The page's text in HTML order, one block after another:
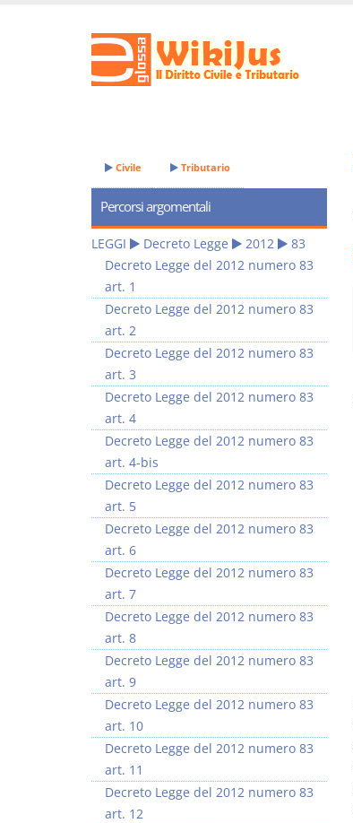
Civile Tributario
Percorsi argomentali
LEGGI Decreto Legge 2012
83
Decreto Legge del 2012 numero 83
art. 1
Decreto Legge del 2012 numero 83
art. 2
Decreto Legge del 2012 numero 83
art. 3
Decreto Legge del 2012 numero 83
art. 4
Decreto Legge del 2012 numero 83
art. 4-bis
Decreto Legge del 2012 numero 83
art. 5
Decreto Legge del 2012 numero 83
art. 6
Decreto Legge del 2012 numero 83
art. 7
Decreto Legge del 2012 numero 83
art. 8
Decreto Legge del 2012 numero 83
art. 9
Decreto Legge del 2012 numero 83
art. 10
Decreto Legge del 2012 numero 83
art. 11
Decreto Legge del 2012 numero 83
art. 12